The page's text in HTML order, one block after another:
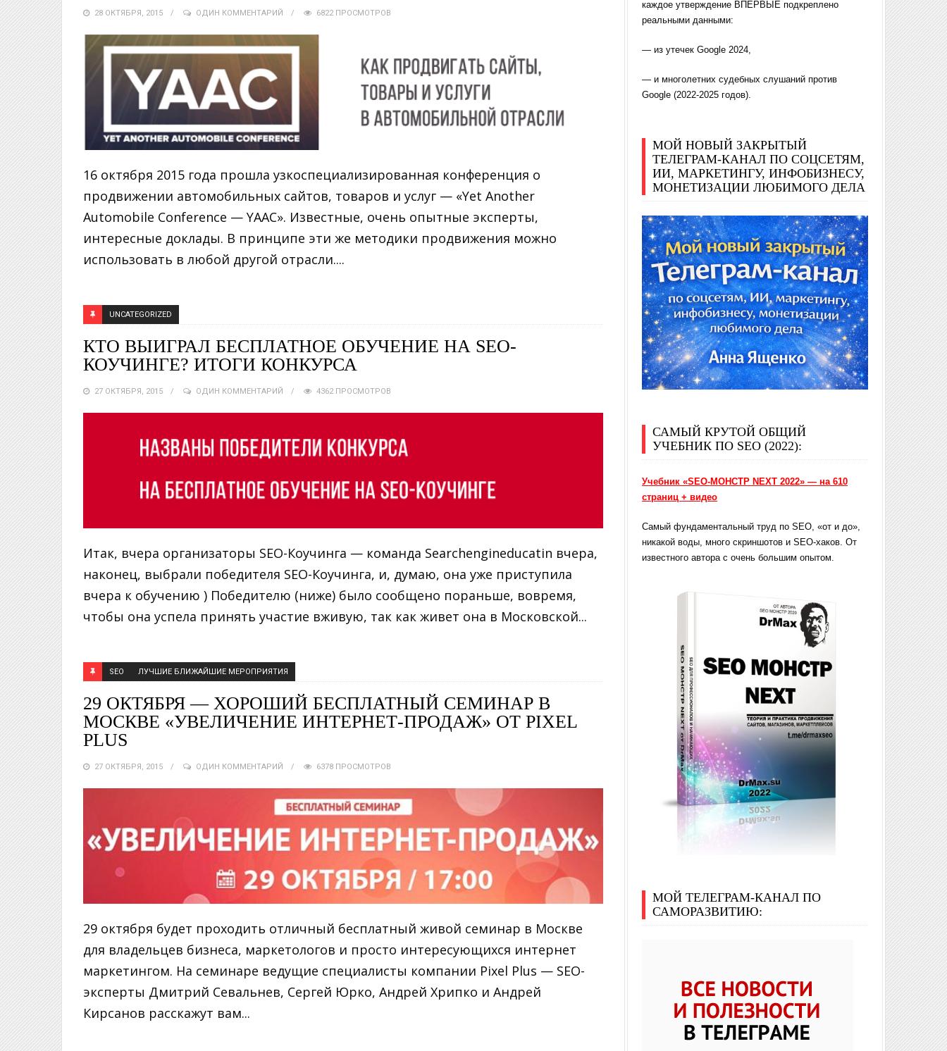
28 ОКТЯБРЯ, 2015 ОДИН КОММЕНТАРИЙ 6822 ПРОСМОТРОВ
16 октября 2015 года прошла узкоспециализированная конференция о
продвижении автомобильных сайтов, товаров и услуг — «Yet Another
Automobile Conference — YAAC». Известные, очень опытные эксперты,
интересные доклады. В принципе эти же методики продвижения можно
использовать в любой другой отрасли....
UNCATEGORIZED
КТО ВЫИГРАЛ БЕСПЛАТНОЕ ОБУЧЕНИЕ НА SEO-
КОУЧИНГЕ? ИТОГИ КОНКУРСА
27 ОКТЯБРЯ, 2015 ОДИН КОММЕНТАРИЙ 4362 ПРОСМОТРОВ
Итак, вчера организаторы SEO-Коучинга — команда Searchengineducatin вчера,
наконец, выбрали победителя SEO-Коучинга, и, думаю, она уже приступила
вчера к обучению ) Победителю (ниже) было сообщено пораньше, вовремя,
чтобы она успела принять участие вживую, так как живет она в Московской...
SEO ЛУЧШИЕ БЛИЖАЙШИЕ МЕРОПРИЯТИЯ
29 ОКТЯБРЯ — ХОРОШИЙ БЕСПЛАТНЫЙ СЕМИНАР В
МОСКВЕ «УВЕЛИЧЕНИЕ ИНТЕРНЕТ-ПРОДАЖ» ОТ PIXEL
PLUS
27 ОКТЯБРЯ, 2015 ОДИН КОММЕНТАРИЙ 6378 ПРОСМОТРОВ
29 октября будет проходить отличный бесплатный живой семинар в Москве
для владельцев бизнеса, маркетологов и просто интересующихся интернет
маркетингом. На семинаре ведущие специалисты компании Pixel Plus — SEO-
эксперты Дмитрий Севальнев, Сергей Юрко, Андрей Хрипко и Андрей
Кирсанов расскажут вам...
каждое утверждение ВПЕРВЫЕ подкреплено
реальными данными:
— из утечек Google 2024,
— и многолетних судебных слушаний против
Google (2022-2025 годов).
МОЙ НОВЫЙ ЗАКРЫТЫЙ
ТЕЛЕГРАМ-КАНАЛ ПО СОЦСЕТЯМ,
ИИ, МАРКЕТИНГУ, ИНФОБИЗНЕСУ,
МОНЕТИЗАЦИИ ЛЮБИМОГО ДЕЛА
САМЫЙ КРУТОЙ ОБЩИЙ
УЧЕБНИК ПО SEO (2022):
Учебник «SEO-МОНСТР NEXT 2022» — на 610
страниц + видео
Самый фундаментальный труд по SEO, «от и до»,
никакой воды, много скриншотов и SEO-хаков. От
известного автора с очень большим опытом.
МОЙ ТЕЛЕГРАМ-КАНАЛ ПО
САМОРАЗВИТИЮ: